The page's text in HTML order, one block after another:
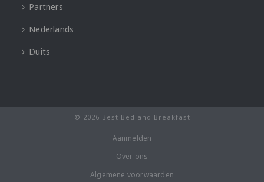
Partners
Nederlands
Duits
© 2026 Best Bed and Breakfast
Aanmelden
Over ons
Algemene voorwaarden